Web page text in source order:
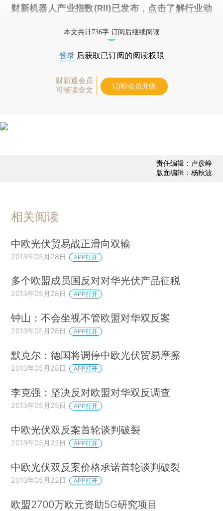
财新机器人产业指数(RII)已发布， 点击了解行业动
本文共计736字 订阅后继续阅读
登录 后获取已订阅的阅读权限
财新通会员
可畅读全文
订阅/会员升级
责任编辑：卢彦峥
版面编辑：杨秋波
相关阅读
中欧光伏贸易战正滑向双输
2013年05月28日 APP打开
多个欧盟成员国反对对华光伏产品征税
2013年05月28日 APP打开
钟山：不会坐视不管欧盟对华双反案
2013年05月28日 APP打开
默克尔：德国将调停中欧光伏贸易摩擦
2013年05月28日 APP打开
李克强：坚决反对欧盟对华双反调查
2013年05月25日 APP打开
中欧光伏双反案首轮谈判破裂
2013年05月22日 APP打开
中欧光伏双反案价格承诺首轮谈判破裂
2013年05月22日 APP打开
欧盟2700万欧元资助5G研究项目